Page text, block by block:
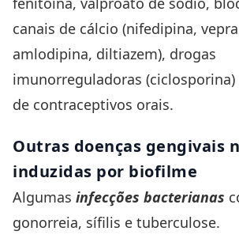
canais de cálcio (nifedipina,
amlodipina, diltiazem), drogas
imunorreguladoras (ciclosporina)
de contraceptivos orais.
Outras doenças gengivais
induzidas por biofilme
Algumas infecções bacterianas
gonorreia, sífilis e tuberculose.